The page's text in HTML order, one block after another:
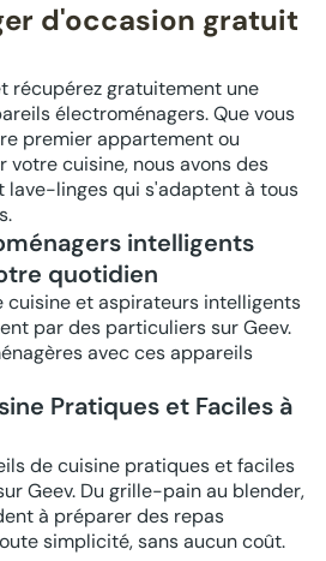
d'occasion gratuit
récupérez gratuitement une
électroménagers. Que vous
premier appartement ou
votre cuisine, nous avons des
lave-linges qui s'adaptent à tous
intelligents
quotidien
cuisine et aspirateurs intelligents
par des particuliers sur Geev.
avec ces appareils
Pratiques et Faciles à
de cuisine pratiques et faciles
Geev. Du grille-pain au blender,
à préparer des repas
simplicité, sans aucun coût.